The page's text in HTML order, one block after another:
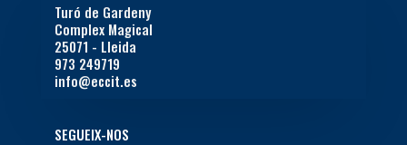
Turó de Gardeny
Complex Magical
25071 - Lleida
973 249719
info@eccit.es
SEGUEIX-NOS